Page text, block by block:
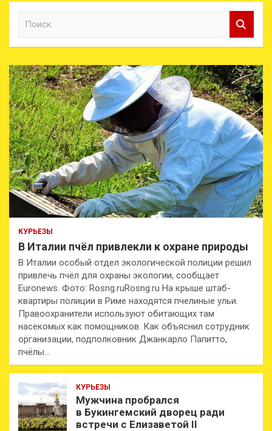
к
КУРЬЕЗЫ
В Италии пчёл привлекли к охране природы
В Италии особый отдел экологической полиции решил
привлечь пчёл для охраны экологии, сообщает
Euronews. Фото: Rosng.ruRosng.ru На крыше штаб-
квартиры полиции в Риме находятся пчелиные ульи.
Правоохранители используют обитающих там
насекомых как помощников. Как объяснил сотрудник
организации, подполковник Джанкарло Папитто,
пчёлы…
КУРЬЕЗЫ
Мужчина пробрался
в Букингемский дворец ради
встречи с Елизаветой II